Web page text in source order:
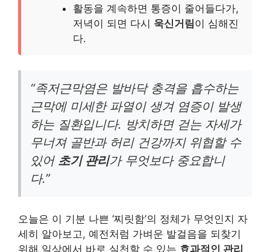
활동을 계속하면 통증이 줄어들다가,
저녁이 되면 다시 욱신거림이 심해진
다.
“족저근막염은 발바닥 충격을 흡수하는
근막에 미세한 파열이 생겨 염증이 발생
하는 질환입니다. 방치하면 걷는 자세가
무너져 골반과 허리 건강까지 위협할 수
있어 초기 관리가 무엇보다 중요합니
다.”
오늘은 이 기분 나쁜 ‘찌릿함’의 정체가 무엇인지 자
세히 알아보고, 예전처럼 가벼운 발걸음을 되찾기
위해 일상에서 바로 실천할 수 있는 효과적인 관리